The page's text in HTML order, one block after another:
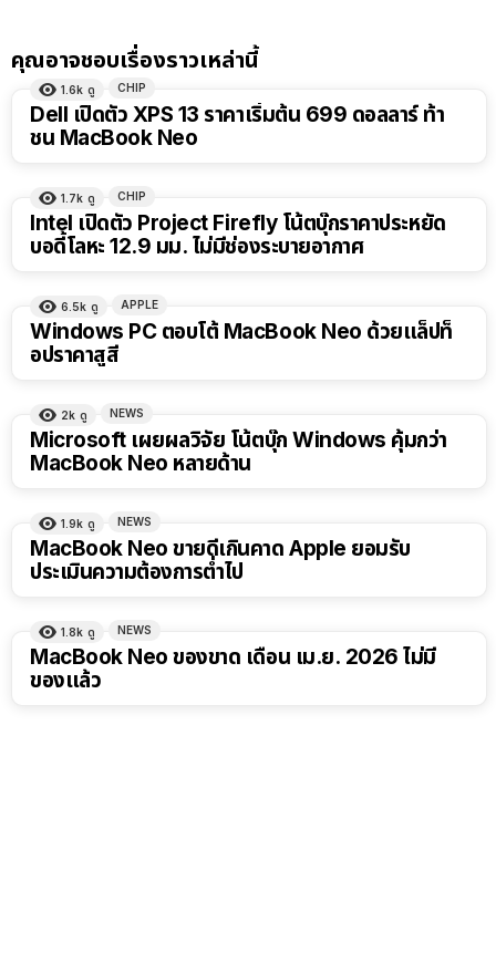
คุณอาจชอบเรื่องราวเหล่านี้
1.6k ดู CHIP
Dell เปิดตัว XPS 13 ราคาเริ่มต้น 699 ดอลลาร์ ท้า
ชน MacBook Neo
1.7k ดู CHIP
Intel เปิดตัว Project Firefly โน้ตบุ๊กราคาประหยัด
บอดี้โลหะ 12.9 มม. ไม่มีช่องระบายอากาศ
6.5k ดู APPLE
Windows PC ตอบโต้ MacBook Neo ด้วยแล็ปท็
อปราคาสูสี
2k ดู NEWS
Microsoft เผยผลวิจัย โน้ตบุ๊ก Windows คุ้มกว่า
MacBook Neo หลายด้าน
1.9k ดู NEWS
MacBook Neo ขายดีเกินคาด Apple ยอมรับ
ประเมินความต้องการต่ำไป
1.8k ดู NEWS
MacBook Neo ของขาด เดือน เม.ย. 2026 ไม่มี
ของแล้ว